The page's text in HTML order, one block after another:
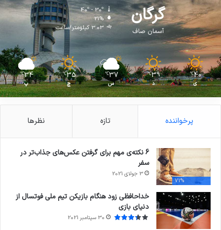
گرگان
آسمان صاف
40º - 30º
21%
3.03 کیلومتر/ساعت
40
℃
ی
39
℃
د
37
℃
س
35
℃
چ
34
℃
پ
پرخواننده تازه نظرها
71%
6 نکته‌ی مهم برای گرفتن عکس‌های جذاب‌تر در
سفر
3 جولای 2021
خداحافظی زود هنگام بازیکن تیم ملی فوتسال از
دنیای بازی
30 سپتامبر 2021